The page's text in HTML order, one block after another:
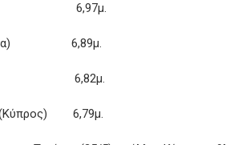
(ΗΠΑ) 6,97μ.
6,89μ.
(ΗΠΑ) 6,82μ.
(Κύπρος) 6,79μ.